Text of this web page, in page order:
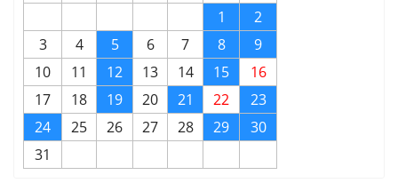
1
2
3
4 5 6 7 8
9
10
11 12 13 14 15
16
17
18 19 20 21 22
23
24
25 26 27 28 29
30
31